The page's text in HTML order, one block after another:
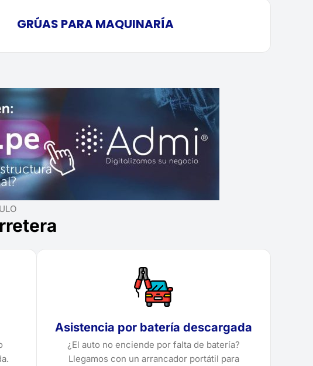
GRÚAS PARA MAQUINARÍA
Asistencia por batería descargada
¿El auto no enciende por falta de batería?
Llegamos con un arrancador portátil para